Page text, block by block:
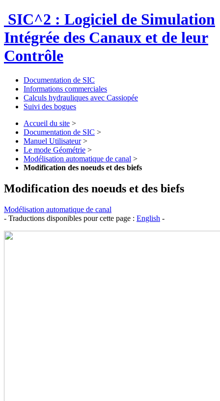
SIC^2 : Logiciel de Simulation
Intégrée des Canaux et de leur
Contrôle
Documentation de SIC
Informations commerciales
Calculs hydrauliques avec Cassiopée
Suivi des bogues
Accueil du site >
Documentation de SIC >
Manuel Utilisateur >
Le mode Géométrie >
Modélisation automatique de canal >
Modification des noeuds et des biefs
Modification des noeuds et des biefs
Modélisation automatique de canal
- Traductions disponibles pour cette page : English -